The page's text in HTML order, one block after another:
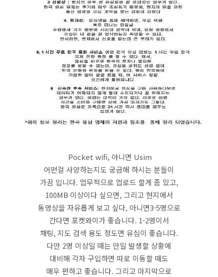
Pocket wifi, 아니면 Usim
어떤걸 사양하는지도 궁금해 하시는 분들이
가끔 입니다. 업무적으로 업로드 할게 좀 있고,
100MB 이상이다 싶으면, 그리고 현지에서
동영상을 자유롭게 보고 싶다, 아니면3-5명으로
간다면 포켓와이가 좋습니다. 1-2명이서
채팅, 지도 검색 용도 정도면 유심이 좋습니다.
다만 2명 이상일 때는 만일 발생할 상황에
대비해 각자 구입하면 따로 이동할 때도
매우 편하고 좋습니다. 그리고 마지막으로